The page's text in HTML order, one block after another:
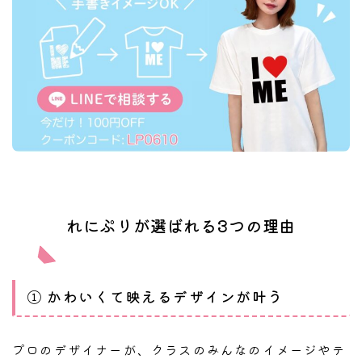
れにぷりが選ばれる3つの理由
① かわいくて映えるデザインが叶う
プロのデザイナーが、クラスのみんなのイメージやテ